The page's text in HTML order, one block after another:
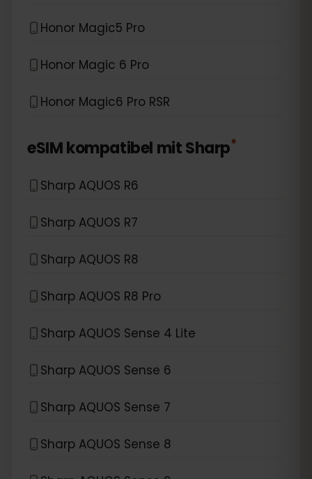
Honor Magic5 Pro
Honor Magic 6 Pro
Honor Magic6 Pro RSR
eSIM kompatibel mitSharp*
Sharp AQUOS R6
Sharp AQUOS R7
Sharp AQUOS R8
Sharp AQUOS R8 Pro
Sharp AQUOS Sense 4 Lite
Sharp AQUOS Sense 6
Sharp AQUOS Sense 7
Sharp AQUOS Sense 8